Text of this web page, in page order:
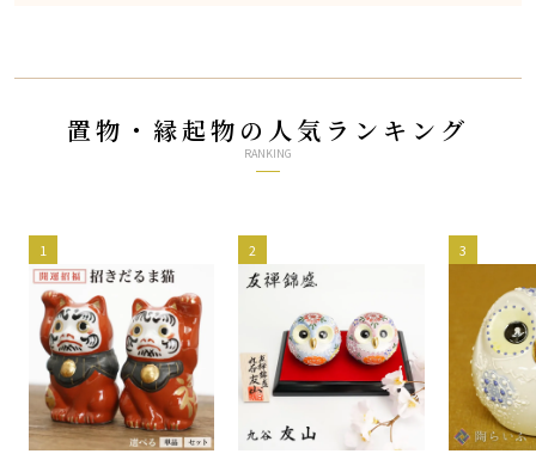
置物・縁起物の人気ランキング
RANKING
1 2 3